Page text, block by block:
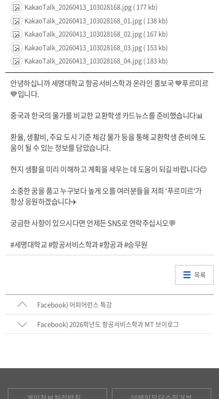
KakaoTalk_20260413_103028168.jpg ( 177 kb)
KakaoTalk_20260413_103028168_01.jpg ( 138 kb)
KakaoTalk_20260413_103028168_02.jpg ( 167 kb)
KakaoTalk_20260413_103028168_03.jpg ( 153 kb)
KakaoTalk_20260413_103028168_04.jpg ( 183 kb)
안녕하십니까 세명대학교 항공서비스학과 온라인 홍보국 💙푸르미르
💙입니다.
중국과 한국의 물가를 비교한 교환학생 카드뉴스를 준비했습니다📊
환율, 생활비, 주요 도시 기준 체감 물가 등을 통해 교환학생 준비에 도
움이 될 수 있는 정보를 담았습니다.
현지 생활을 미리 이해하고 계획을 세우는 데 도움이 되길 바랍니다😊
소중한 꿈을 품고 누구보다 높게 오를 여러분들을 저희 ‘푸르미르‘가
항상 응원하겠습니다✈️
궁금한 사항이 있으시다면 언제든 SNS로 연락주십시오💬
#세명대학교 #항공서비스학과 #항공과 #승무원
목록
Facebook) 어피어런스 특강
Facebook) 2026학년도 항공서비스학과 MT 브이로그